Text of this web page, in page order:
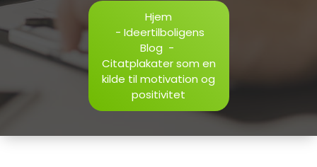
Hjem
- Ideertilboligens
Blog -
Citatplakater som en
kilde til motivation og
positivitet